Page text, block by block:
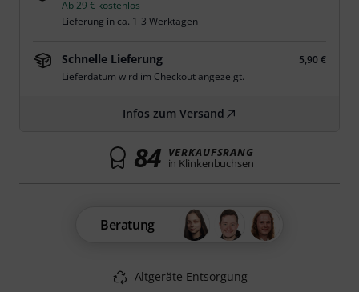
Ab 29 € kostenlos
Lieferung in ca. 1-3 Werktagen
Schnelle Lieferung
5,90 €
Lieferdatum wird im Checkout angezeigt.
Infos zum Versand
84 VERKAUFSRANG
in Klinkenbuchsen
Beratung
Altgeräte-Entsorgung